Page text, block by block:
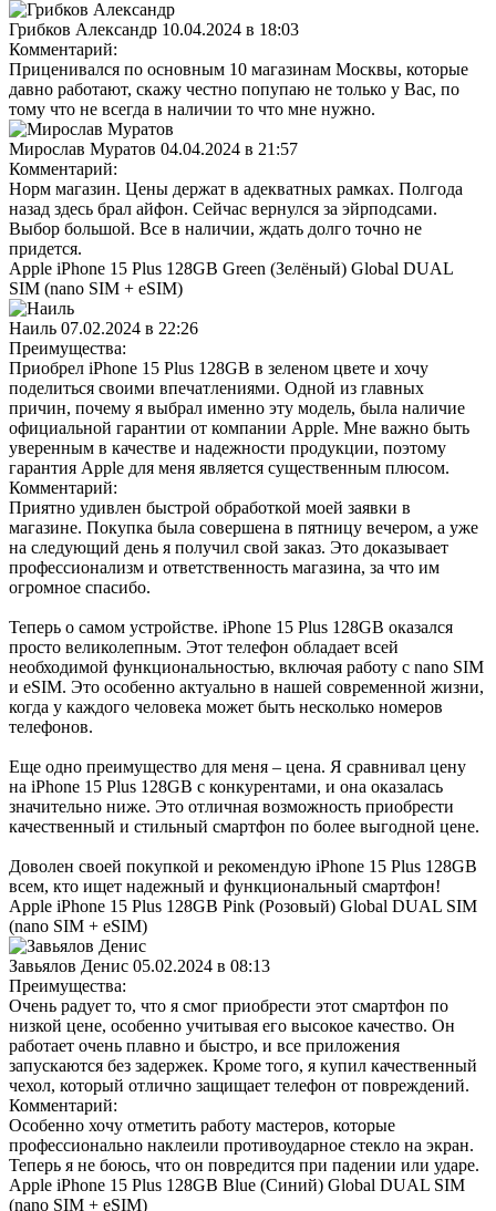
Грибков Александр 10.04.2024 в 18:03
Комментарий:
Приценивался по основным 10 магазинам Москвы, которые
давно работают, скажу честно попупаю не только у Вас, по
тому что не всегда в наличии то что мне нужно.
Мирослав Муратов 04.04.2024 в 21:57
Комментарий:
Норм магазин. Цены держат в адекватных рамках. Полгода
назад здесь брал айфон. Сейчас вернулся за эйрподсами.
Выбор большой. Все в наличии, ждать долго точно не
придется.
Apple iPhone 15 Plus 128GB Green (Зелёный) Global DUAL
SIM (nano SIM + eSIM)
Наиль 07.02.2024 в 22:26
Преимущества:
Приобрел iPhone 15 Plus 128GB в зеленом цвете и хочу
поделиться своими впечатлениями. Одной из главных
причин, почему я выбрал именно эту модель, была наличие
официальной гарантии от компании Apple. Мне важно быть
уверенным в качестве и надежности продукции, поэтому
гарантия Apple для меня является существенным плюсом.
Комментарий:
Приятно удивлен быстрой обработкой моей заявки в
магазине. Покупка была совершена в пятницу вечером, а уже
на следующий день я получил свой заказ. Это доказывает
профессионализм и ответственность магазина, за что им
огромное спасибо.
Теперь о самом устройстве. iPhone 15 Plus 128GB оказался
просто великолепным. Этот телефон обладает всей
необходимой функциональностью, включая работу с nano SIM
и eSIM. Это особенно актуально в нашей современной жизни,
когда у каждого человека может быть несколько номеров
телефонов.
Еще одно преимущество для меня – цена. Я сравнивал цену
на iPhone 15 Plus 128GB с конкурентами, и она оказалась
значительно ниже. Это отличная возможность приобрести
качественный и стильный смартфон по более выгодной цене.
Доволен своей покупкой и рекомендую iPhone 15 Plus 128GB
всем, кто ищет надежный и функциональный смартфон!
Apple iPhone 15 Plus 128GB Pink (Розовый) Global DUAL SIM
(nano SIM + eSIM)
Завьялов Денис 05.02.2024 в 08:13
Преимущества:
Очень радует то, что я смог приобрести этот смартфон по
низкой цене, особенно учитывая его высокое качество. Он
работает очень плавно и быстро, и все приложения
запускаются без задержек. Кроме того, я купил качественный
чехол, который отлично защищает телефон от повреждений.
Комментарий:
Особенно хочу отметить работу мастеров, которые
профессионально наклеили противоударное стекло на экран.
Теперь я не боюсь, что он повредится при падении или ударе.
Apple iPhone 15 Plus 128GB Blue (Синий) Global DUAL SIM
(nano SIM + eSIM)